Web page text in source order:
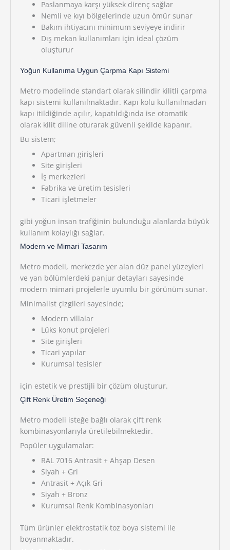
Paslanmaya karşı yüksek direnç sağlar
Nemli ve kıyı bölgelerinde uzun ömür sunar
Bakım ihtiyacını minimum seviyeye indirir
Dış mekan kullanımları için ideal çözüm
oluşturur
Yoğun Kullanıma Uygun Çarpma Kapı Sistemi
Metro modelinde standart olarak silindir kilitli çarpma
kapı sistemi kullanılmaktadır. Kapı kolu kullanılmadan
kapı itildiğinde açılır, kapatıldığında ise otomatik
olarak kilit diline oturarak güvenli şekilde kapanır.
Bu sistem;
Apartman girişleri
Site girişleri
İş merkezleri
Fabrika ve üretim tesisleri
Ticari işletmeler
gibi yoğun insan trafiğinin bulunduğu alanlarda büyük
kullanım kolaylığı sağlar.
Modern ve Mimari Tasarım
Metro modeli, merkezde yer alan düz panel yüzeyleri
ve yan bölümlerdeki panjur detayları sayesinde
modern mimari projelerle uyumlu bir görünüm sunar.
Minimalist çizgileri sayesinde;
Modern villalar
Lüks konut projeleri
Site girişleri
Ticari yapılar
Kurumsal tesisler
için estetik ve prestijli bir çözüm oluşturur.
Çift Renk Üretim Seçeneği
Metro modeli isteğe bağlı olarak çift renk
kombinasyonlarıyla üretilebilmektedir.
Popüler uygulamalar:
RAL 7016 Antrasit + Ahşap Desen
Siyah + Gri
Antrasit + Açık Gri
Siyah + Bronz
Kurumsal Renk Kombinasyonları
Tüm ürünler elektrostatik toz boya sistemi ile
boyanmaktadır.